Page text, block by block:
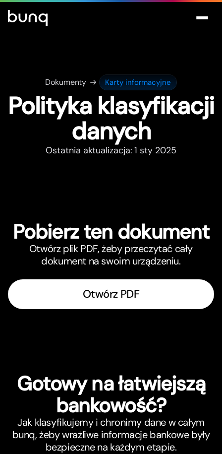
Dokumenty Karty informacyjne
Polityka klasyfikacji
danych
Ostatnia aktualizacja: 1 sty 2025
Pobierz ten dokument
Otwórz plik PDF, żeby przeczytać cały
dokument na swoim urządzeniu.
Otwórz PDF
Gotowy na łatwiejszą
bankowość?
Jak klasyfikujemy i chronimy dane w całym
bunq, żeby wrażliwe informacje bankowe były
bezpieczne na każdym etapie.